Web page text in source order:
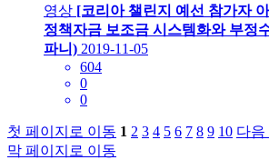
영상 [코리아 챌린지 예선 참가자
정책자금 보조금 시스템화와 부정
파니) 2019-11-05
604
0
0
첫 페이지로 이동 1 2 3 4 5 6 7 8 9 10 다음
막 페이지로 이동